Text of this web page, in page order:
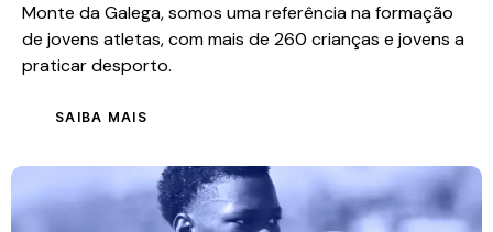
Monte da Galega, somos uma referência na formação
de jovens atletas, com mais de 260 crianças e jovens a
praticar desporto.
SAIBA MAIS